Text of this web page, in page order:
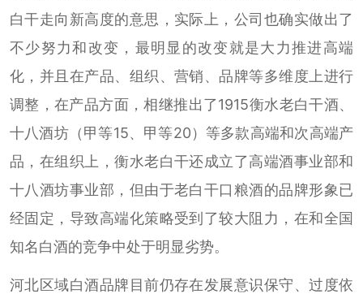
白干走向新高度的意思，实际上，公司也确实做出了
不少努力和改变，最明显的改变就是大力推进高端
化，并且在产品、组织、营销、品牌等多维度上进行
调整，在产品方面，相继推出了1915衡水老白干酒、
十八酒坊（甲等15、甲等20）等多款高端和次高端产
品，在组织上，衡水老白干还成立了高端酒事业部和
十八酒坊事业部，但由于老白干口粮酒的品牌形象已
经固定，导致高端化策略受到了较大阻力，在和全国
知名白酒的竞争中处于明显劣势。
河北区域白酒品牌目前仍存在发展意识保守、过度依